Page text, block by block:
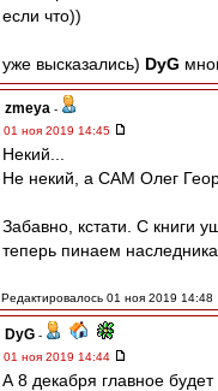
если что))
уже высказались) DyG
zmeya -
01 ноя 2019 14:45
Некий...
Не некий, а САМ Олег
Забавно, кстати. С книги
теперь пинаем
Редактировалось 01 ноя 2019 14:48
DyG -
01 ноя 2019 14:44
А 8 декабря главное